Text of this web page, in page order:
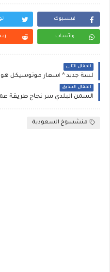
فيسبوك
واتساب
المقال التالي
لسة جديد ^ اسعار موتوسيكل
المقال السابق
منشسوخ السعودية